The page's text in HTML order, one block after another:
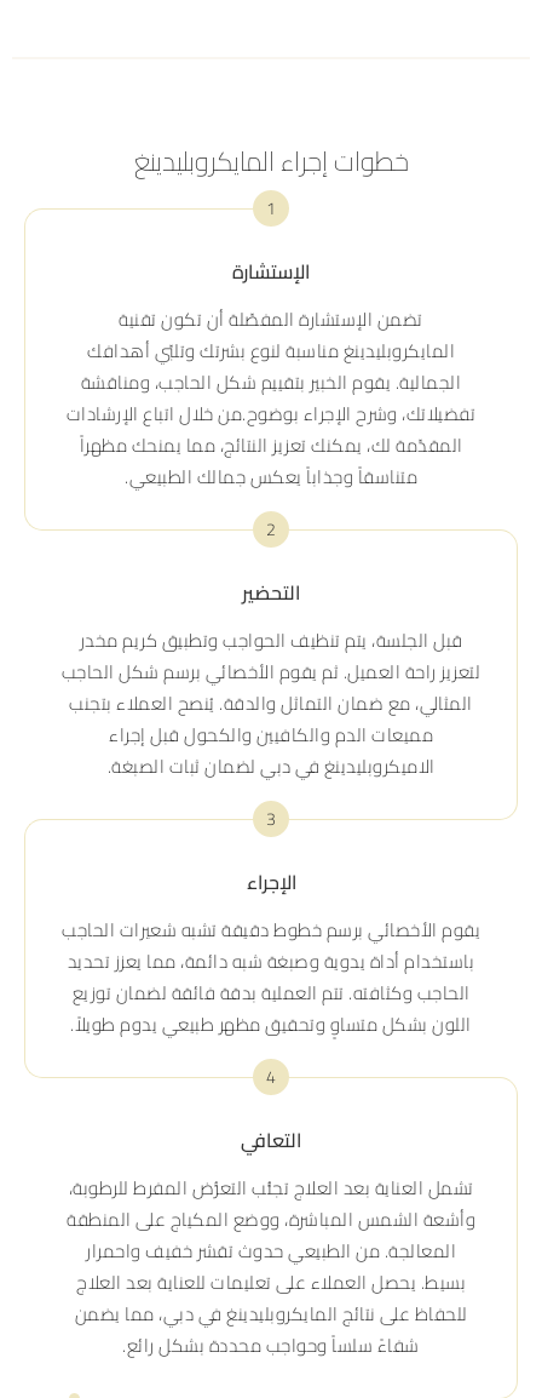
خطوات إجراء المايكروبليدينغ
1
الإستشارة
تضمن الإستشارة المفصّلة أن تكون تقنية
المايكروبليدينغ مناسبة لنوع بشرتك وتلبّي أهدافك
الجمالية. يقوم الخبير بتقييم شكل الحاجب، ومناقشة
تفضيلاتك، وشرح الإجراء بوضوح.من خلال اتباع الإرشادات
المقدّمة لك، يمكنك تعزيز النتائج، مما يمنحك مظهراً
متناسقاً وجذاباً يعكس جمالك الطبيعي.
2
التحضير
قبل الجلسة، يتم تنظيف الحواجب وتطبيق كريم مخدر
لتعزيز راحة العميل. ثم يقوم الأخصائي برسم شكل الحاجب
المثالي، مع ضمان التماثل والدقة. يُنصح العملاء بتجنب
مميعات الدم والكافيين والكحول قبل إجراء
الاميكروبليدينغ في دبي لضمان ثبات الصبغة.
4
التعافي
تشمل العناية بعد العلاج تجنُّب التعرُّض المفرط للرطوبة،
وأشعة الشمس المباشرة، ووضع المكياج على المنطقة
المعالجة. من الطبيعي حدوث تقشر خفيف واحمرار
بسيط. يحصل العملاء على تعليمات للعناية بعد العلاج
للحفاظ على نتائج المايكروبليدينغ في دبي، مما يضمن
شفاءً سلساً وحواجب محددة بشكل رائع.
3
الإجراء
يقوم الأخصائي برسم خطوط دقيقة تشبه شعيرات الحاجب
باستخدام أداة يدوية وصبغة شبه دائمة، مما يعزز تحديد
الحاجب وكثافته. تتم العملية بدقة فائقة لضمان توزيع
اللون بشكل متساوٍ وتحقيق مظهر طبيعي يدوم طويلاً.